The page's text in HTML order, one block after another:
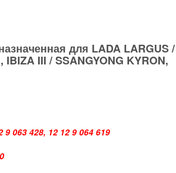
для LADA LARGUS/
III / SSANGYONG KYRON,
9 063 428, 12 12 9 064 619